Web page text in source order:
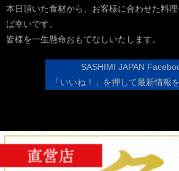
本日頂いた食材から、お客様に合わせた料
ば幸いです。
皆様を一生懸命おもてなしいたします。
SASHIMI JAPAN
「いいね！」を押して最新情報